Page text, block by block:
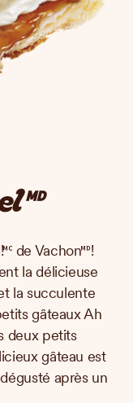
de Vachon🅫!
la délicieuse
la succulente
gâteaux Ah
deux petits
gâteau est
après un